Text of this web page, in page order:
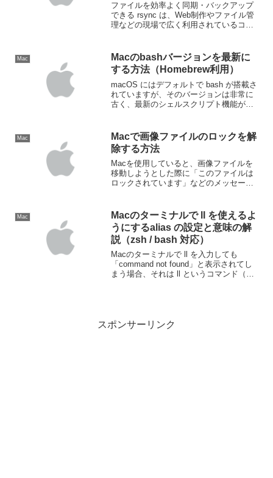
ファイルを効率よく同期・バックアップ
できる rsync は、Web制作やファイル管
理などの現場で広く利用されているコマ
エラーが発生することがあります。この
記事では、ma...
Mac
Macのbashバージョンを最新に
する方法（Homebrew利用）
macOS にはデフォルトで bash が搭載さ
れていますが、そのバージョンは非常に
古く、最新のシェルスクリプト機能が使
ールし、必要に応じてログインシェル...
Mac
Macで画像ファイルのロックを解
除する方法
Macを使用していると、画像ファイルを
移動しようとした際に「このファイルは
ロックされています」などのメッセージ
クがかかったファイルを解除する方法に
ついて詳しく解説しま...
Mac
Macのターミナルで ll を使えるよ
うにするalias の設定と意味の解
説（zsh / bash 対応）
Macのターミナルで ll を入力しても
「command not found」と表示されてし
まう場合、それは ll というコマンド（エ
スポンサーリンク